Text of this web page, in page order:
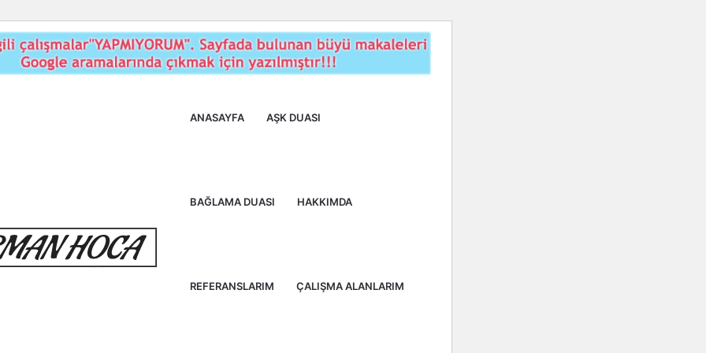
ANASAYFA AŞK DUASI
BAĞLAMA DUASI HAKKIMDA
REFERANSLARIM ÇALIŞMA ALANLARIM